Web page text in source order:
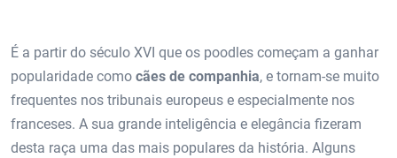
É a partir do século XVI que os poodles começam a ganhar
popularidade como cães de companhia, e tornam-se muito
frequentes nos tribunais europeus e especialmente nos
franceses. A sua grande inteligência e elegância fizeram
desta raça uma das mais populares da história. Alguns